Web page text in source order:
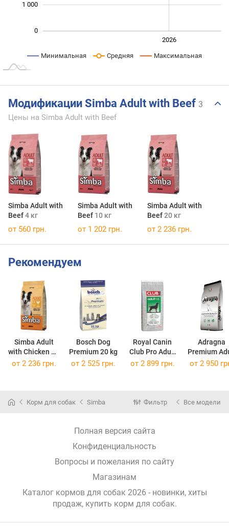
0
1 000
2026
Минимальная Средняя Максимальная
Модификации Simba Adult with Beef 3
Цены на Simba Adult with Beef
Simba Adult with
Beef4 кг
Simba Adult with
Beef 10 кг
Simba Adult with
Beef20 кг
от 560 грн. от 1 202 грн. от 2 236 грн.
Рекомендуем
Simba Adult
with Chicken 20
kg
Bosch Dog
Premium 20 kg
Royal Canin
Club Pro Adult
CC 20 kg
Adragna
Premium
All Size
от 2 236 грн. от 2 525 грн. от 2 899 грн. от 2 950
Корм для собак Simba Фильтр Все модели
Полная версия сайта
Конфиденциальность
Вопросы и пожелания по сайту
Магазинам
Каталог кормов для собак 2026 - новинки, хиты
продаж, купить корм для собак.